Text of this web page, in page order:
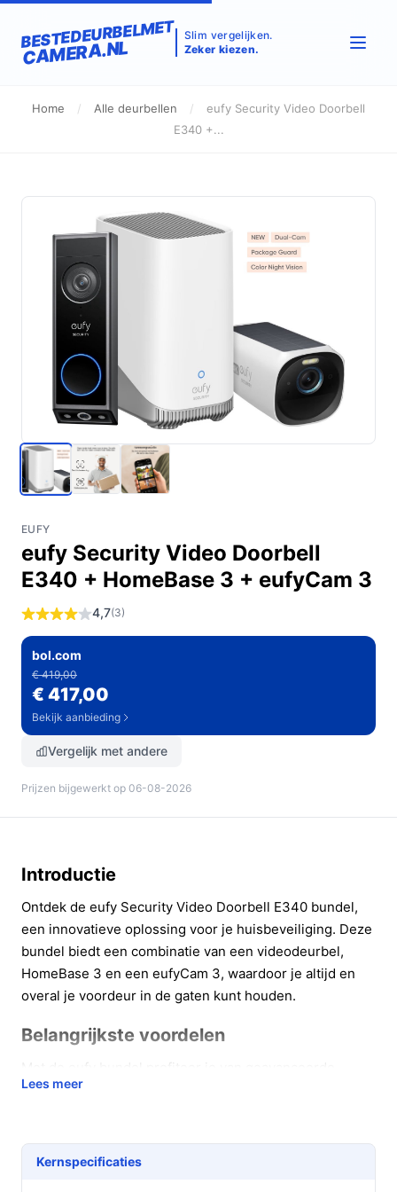
BESTEDEURBELMET
CAMERA.NL
Slim vergelijken.
Zeker kiezen.
Home / Alle deurbellen /
eufy Security Video Doorbell
E340 +...
EUFY
eufy Security Video Doorbell
E340 + HomeBase 3 + eufyCam 3
4,7(3)
bol.com
€ 419,00
€ 417,00
Bekijk aanbieding
Vergelijk met andere
Prijzen bijgewerkt op 06-08-2026
Introductie
Ontdek de eufy Security Video Doorbell E340 bundel,
een innovatieve oplossing voor je huisbeveiliging. Deze
bundel biedt een combinatie van een videodeurbel,
HomeBase 3 en een eufyCam 3, waardoor je altijd en
overal je voordeur in de gaten kunt houden.
Belangrijkste voordelen
technologie en gebruiksgemak. Hier zijn enkele van de
Dubbele camera's voor optimale veiligheid: De
E340 beschikt over een voor- en neerwaartse
Lees meer
Kernspecificaties